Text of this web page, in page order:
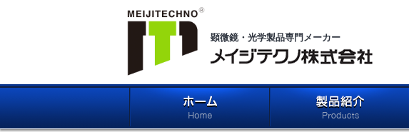
顕微鏡・光学製品専門メーカー